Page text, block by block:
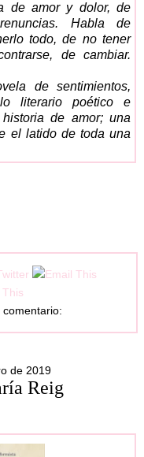
de amor y dolor, de
Habla de
todo, de no tener
de cambiar.
de sentimientos,
literario poético e
de amor; una
el latido de toda una
comentario:
de 2019
Reig